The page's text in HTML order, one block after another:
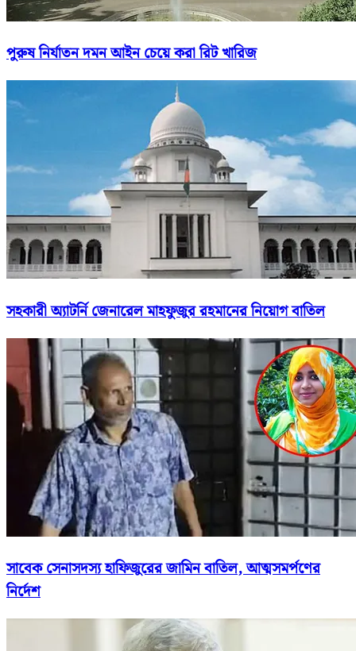
পুরুষ নির্যাতন দমন আইন চেয়ে করা রিট খারিজ
সহকারী অ্যাটর্নি জেনারেল মাহফুজুর রহমানের নিয়োগ বাতিল
সাবেক সেনাসদস্য হাফিজুরের জামিন বাতিল, আত্মসমর্পণের
নির্দেশ